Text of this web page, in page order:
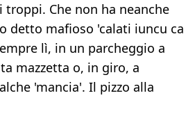
Che non ha neanche
detto mafioso 'calati iuncu ca
lì, in un parcheggio a
mazzetta o, in giro, a
'mancia'. Il pizzo alla